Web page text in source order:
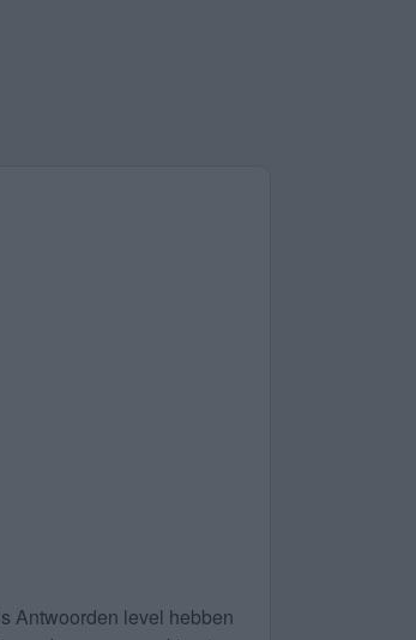
Antwoorden level hebben